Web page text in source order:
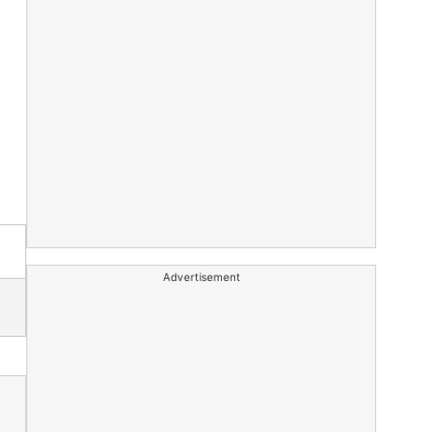
Advertisement